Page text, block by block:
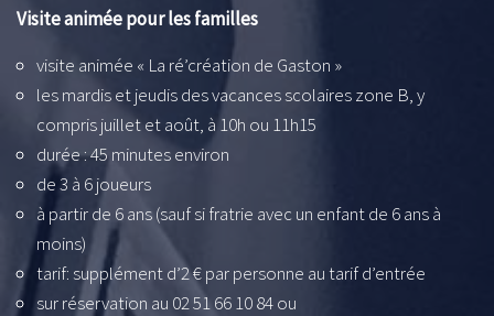
Visite animée pour les familles
visite animée « La ré’création de Gaston »
les mardis et jeudis des vacances scolaires zone B, y
compris juillet et août, à 10h ou 11h15
durée : 45 minutes environ
de 3 à 6 joueurs
à partir de 6 ans (sauf si fratrie avec un enfant de 6 ans à
moins)
tarif: supplément d’2 € par personne au tarif d’entrée
sur réservation au 02 51 66 10 84 ou